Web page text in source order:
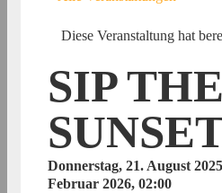
Diese Veranstaltung hat
SIP THE
Donnerstag, 21. August
Februar 2026, 02:00